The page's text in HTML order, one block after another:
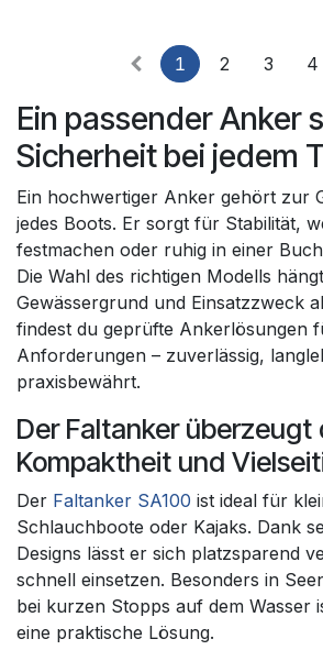
1 2 3 4
Ein passender Anker
Sicherheit bei jedem
Ein hochwertiger Anker gehört zur
jedes Boots. Er sorgt für Stabilität,
festmachen oder ruhig in einer
Die Wahl des richtigen Modells
Gewässergrund und Einsatzzweck
findest du geprüfte Ankerlösungen
Anforderungen – zuverlässig,
praxisbewährt.
Der Faltanker überzeugt
Kompaktheit und
Der Faltanker SA100 ist ideal für
Schlauchboote oder Kajaks. Dank
Designs lässt er sich platzsparend
schnell einsetzen. Besonders in
bei kurzen Stopps auf dem Wasser
eine praktische Lösung.